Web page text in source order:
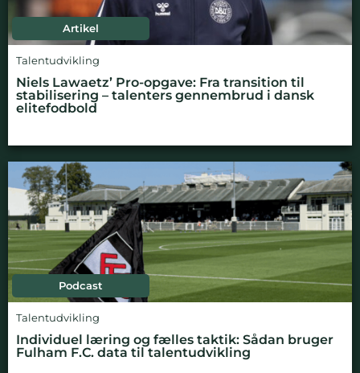
Artikel
Talentudvikling
Niels Lawaetz’ Pro-opgave: Fra transition til
stabilisering – talenters gennembrud i dansk
elitefodbold
Podcast
Talentudvikling
Individuel læring og fælles taktik: Sådan bruger
Fulham F.C. data til talentudvikling